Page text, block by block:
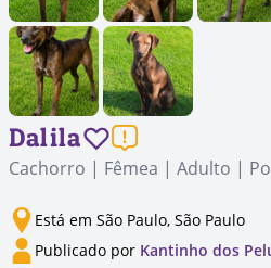
Dalila
Cachorro | Fêmea | Adulto |
Está em São Paulo, São Paulo
Publicado por Kantinho dos